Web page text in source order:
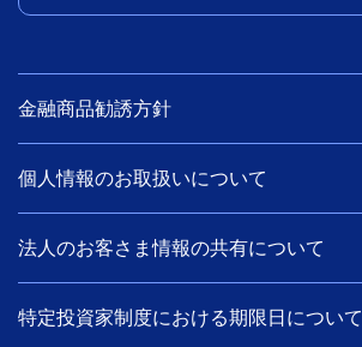
金融商品勧誘方針
個人情報のお取扱いについて
法人のお客さま情報の共有について
特定投資家制度における期限日について